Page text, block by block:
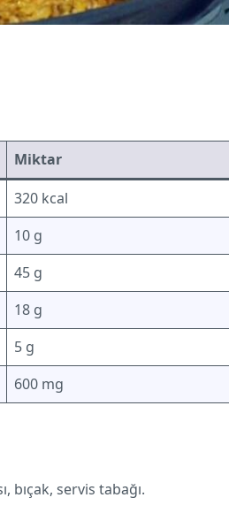
Miktar
320 kcal
10 g
45 g
18 g
5 g
600 mg
bıçak, servis tabağı.